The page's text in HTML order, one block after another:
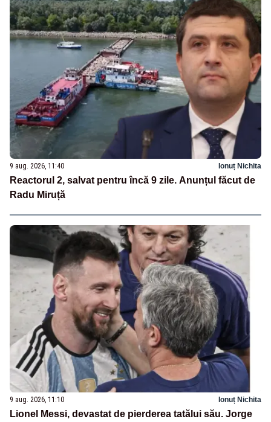
9 aug. 2026, 11:40 Ionuț Nichita
Reactorul 2, salvat pentru încă 9 zile. Anunțul făcut de
Radu Miruță
9 aug. 2026, 11:10 Ionuț Nichita
Lionel Messi, devastat de pierderea tatălui său. Jorge